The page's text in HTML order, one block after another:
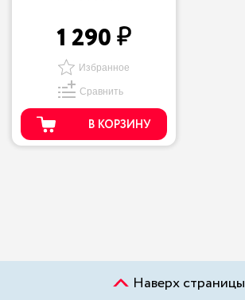
1 290
Избранное
Сравнить
В КОРЗИНУ
Наверх страницы